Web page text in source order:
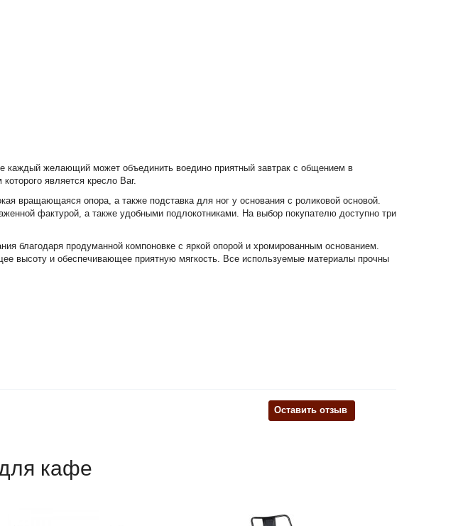
каждый желающий может объединить воедино приятный завтрак с общением в
является кресло Bar.
вращающаяся опора, а также подставка для ног у основания с роликовой основой.
фактурой, а также удобными подлокотниками. На выбор покупателю доступно три
благодаря продуманной компоновке с яркой опорой и хромированным основанием.
высоту и обеспечивающее приятную мягкость. Все используемые материалы прочны
Оставить отзыв
кафе